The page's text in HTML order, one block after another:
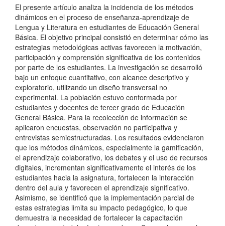
El presente artículo analiza la incidencia de los métodos
dinámicos en el proceso de enseñanza-aprendizaje de
Lengua y Literatura en estudiantes de Educación General
Básica. El objetivo principal consistió en determinar cómo las
estrategias metodológicas activas favorecen la motivación,
participación y comprensión significativa de los contenidos
por parte de los estudiantes. La investigación se desarrolló
bajo un enfoque cuantitativo, con alcance descriptivo y
exploratorio, utilizando un diseño transversal no
experimental. La población estuvo conformada por
estudiantes y docentes de tercer grado de Educación
General Básica. Para la recolección de información se
aplicaron encuestas, observación no participativa y
entrevistas semiestructuradas. Los resultados evidenciaron
que los métodos dinámicos, especialmente la gamificación,
el aprendizaje colaborativo, los debates y el uso de recursos
digitales, incrementan significativamente el interés de los
estudiantes hacia la asignatura, fortalecen la interacción
dentro del aula y favorecen el aprendizaje significativo.
Asimismo, se identificó que la implementación parcial de
estas estrategias limita su impacto pedagógico, lo que
demuestra la necesidad de fortalecer la capacitación